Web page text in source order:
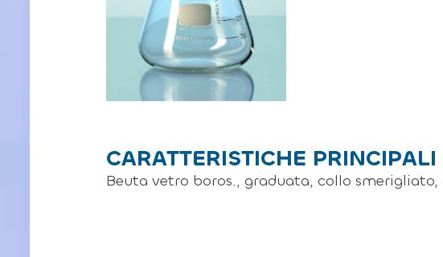
CARATTERISTICHE PRINCIPALI
Beuta vetro boros., graduata, collo smerigliato,